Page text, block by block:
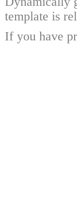
template is
If you have